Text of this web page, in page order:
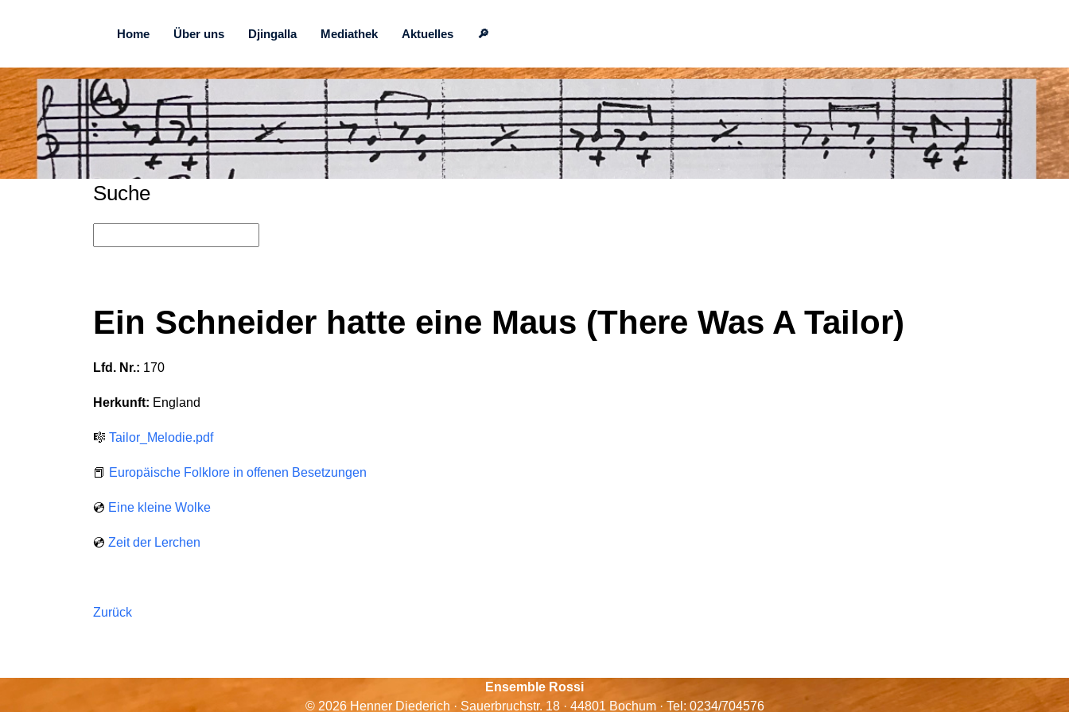
Home Über uns Djingalla Mediathek Aktuelles 🔎
Suche
Ein Schneider hatte eine Maus (There Was A Tailor)
Lfd. Nr.: 170
Herkunft: England
🎼 Tailor_Melodie.pdf
📕 Europäische Folklore in offenen Besetzungen
💿 Eine kleine Wolke
💿 Zeit der Lerchen
Zurück
Ensemble Rossi
© 2026 Henner Diederich · Sauerbruchstr. 18 · 44801 Bochum · Tel: 0234/704576